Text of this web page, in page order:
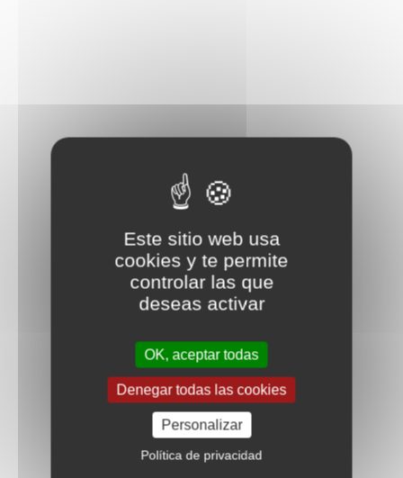
Este sitio web usa
cookies y te permite
controlar las que
deseas activar
OK, aceptar todas
Denegar todas las cookies
Personalizar
Política de privacidad